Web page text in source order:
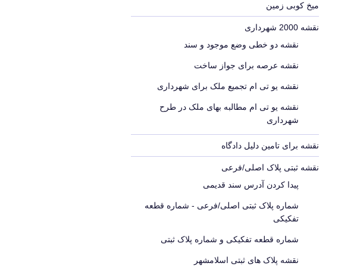
میخ کوبی زمین
نقشه 2000 شهرداری
نقشه دو خطی وضع موجود و سند
نقشه عرصه برای جواز ساخت
نقشه یو تی ام تجمیع ملک برای شهرداری
نقشه یو تی ام مطالبه بهای ملک در طرح
شهرداری
نقشه برای تامین دلیل دادگاه
نقشه ثبتی پلاک اصلی/فرعی
پیدا کردن آدرس سند قدیمی
شماره پلاک ثبتی اصلی/فرعی - شماره قطعه
تفکیکی
شماره قطعه تفکیکی و شماره پلاک ثبتی
نقشه پلاک های ثبتی اسلامشهر